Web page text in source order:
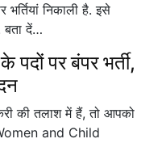
निकाली है. इसे
बता दें…
पर बंपर भर्ती,
की तलाश में हैं, तो आपको
and Child